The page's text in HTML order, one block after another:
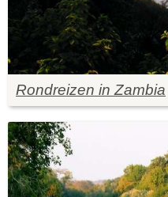
Rondreizen in Zambia